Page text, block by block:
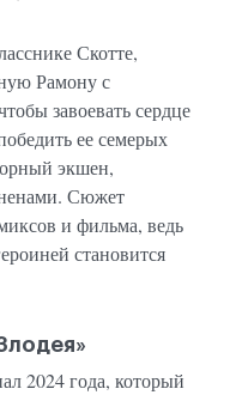
Скотте,
Рамону с
завоевать сердце
ее семерых
экшен,
Сюжет
и фильма, ведь
становится
2024 года, который